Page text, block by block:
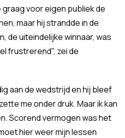
graag voor eigen publiek de
maar hij strandde in de
de uiteindelijke winnaar, was
frustrerend", zei de
aan de wedstrijd en hij bleef
me onder druk. Maar ik kan
Scorend vermogen was het
hier weer mijn lessen